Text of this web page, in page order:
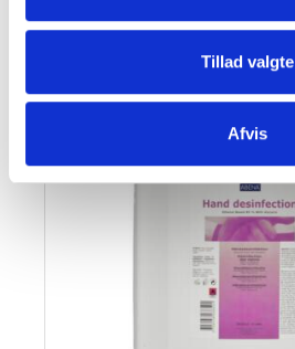
Tillad valgte
Afvis